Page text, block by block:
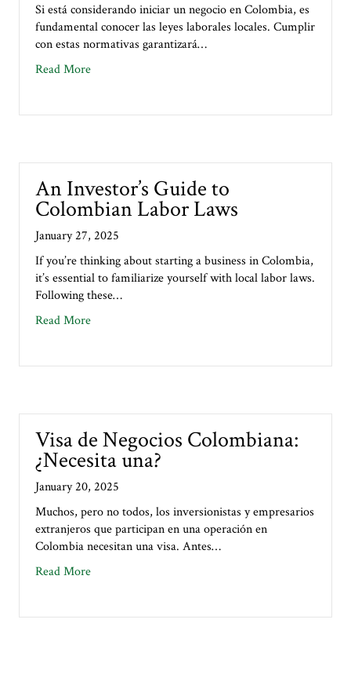
Si está considerando iniciar un negocio en Colombia, es
fundamental conocer las leyes laborales locales. Cumplir
con estas normativas garantizará…
Read Moreabout Guía para Inversionistas sobre las Leyes
An Investor’s Guide to
Colombian Labor Laws
January 27, 2025
If you’re thinking about starting a business in Colombia,
it’s essential to familiarize yourself with local labor laws.
Following these…
Read Moreabout An Investor’s Guide to Colombian Labor
Visa de Negocios Colombiana:
¿Necesita una?
January 20, 2025
Muchos, pero no todos, los inversionistas y empresarios
extranjeros que participan en una operación en
Colombia necesitan una visa. Antes…
Read Moreabout Visa de Negocios Colombiana: ¿Necesita una?